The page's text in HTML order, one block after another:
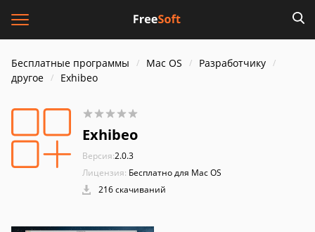
Бесплатные программы Mac OS
Разработчику
другое
Exhibeo
Exhibeo
Версия:2.0.3
Лицензия: Бесплатно для Mac OS
216 скачиваний